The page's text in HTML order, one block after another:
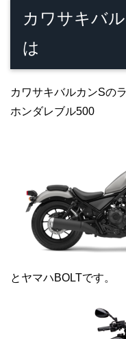
カワサキバ
は
カワサキバルカンSの
ホンダレブル500
とヤマハBOLTです。